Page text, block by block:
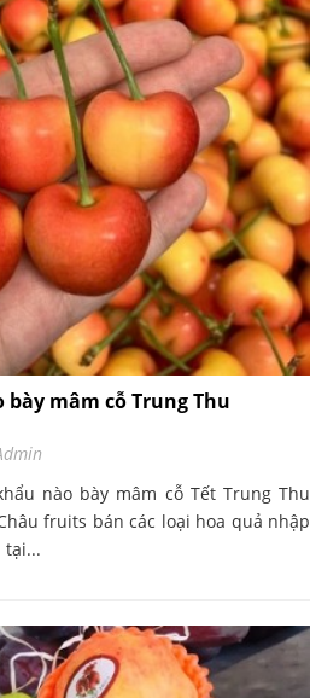
mâm cỗ Trung Thu
nào bày mâm cỗ Tết Trung Thu
fruits bán các loại hoa quả nhập
tại...